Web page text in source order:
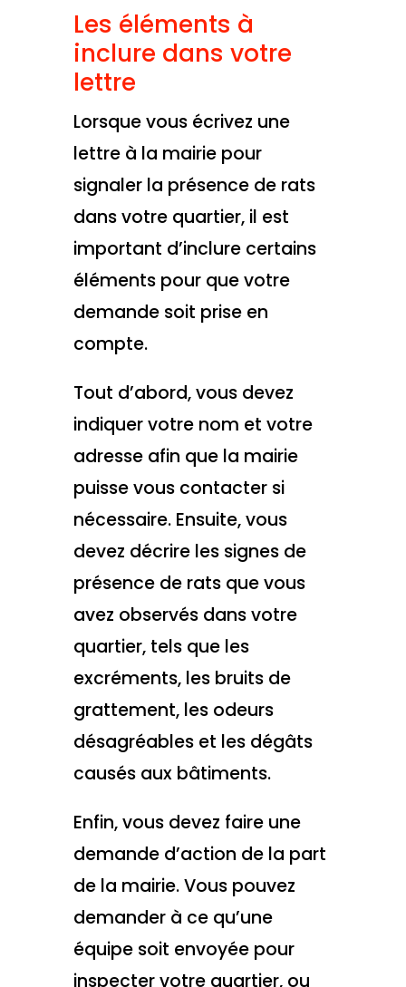
Les éléments à
inclure dans votre
lettre
Lorsque vous écrivez une
lettre à la mairie pour
signaler la présence de rats
dans votre quartier, il est
important d’inclure certains
éléments pour que votre
demande soit prise en
compte.
Tout d’abord, vous devez
indiquer votre nom et votre
adresse afin que la mairie
puisse vous contacter si
nécessaire. Ensuite, vous
devez décrire les signes de
présence de rats que vous
avez observés dans votre
quartier, tels que les
excréments, les bruits de
grattement, les odeurs
désagréables et les dégâts
causés aux bâtiments.
Enfin, vous devez faire une
demande d’action de la part
de la mairie. Vous pouvez
demander à ce qu’une
équipe soit envoyée pour
inspecter votre quartier, ou